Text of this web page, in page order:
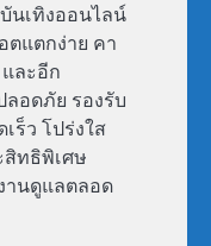
นเทิงออนไลน์
ตแตกง่าย คา
ละอีก
ลอดภัย รองรับ
ร็ว โปร่งใส
ทธิพิเศษ
านดูแลตลอด